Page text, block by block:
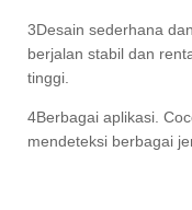
3Desain sederhana
berjalan stabil dan
tinggi.
4Berbagai aplikasi.
mendeteksi berbagai